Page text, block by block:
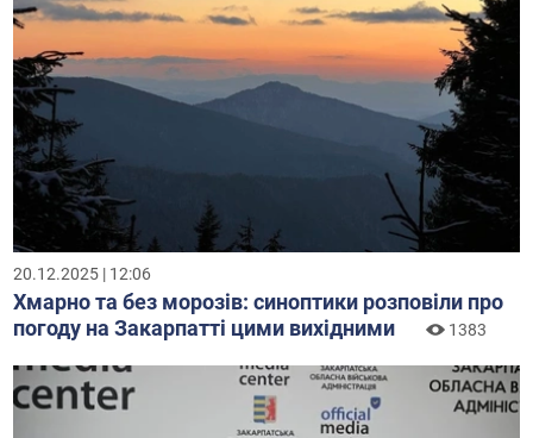
20.12.2025 | 12:06
Хмарно та без морозів: синоптики розповіли про
погоду на Закарпатті цими вихідними
1383